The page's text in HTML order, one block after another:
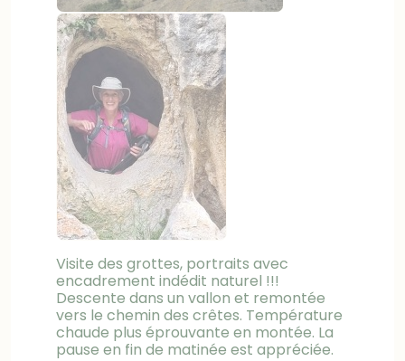
Visite des grottes, portraits avec
encadrement indédit naturel !!!
Descente dans un vallon et remontée
vers le chemin des crêtes. Température
chaude plus éprouvante en montée. La
pause en fin de matinée est appréciée.